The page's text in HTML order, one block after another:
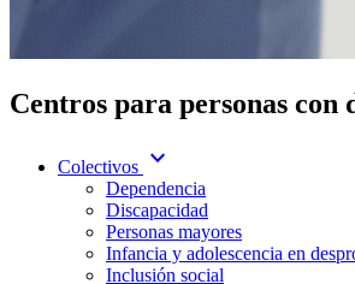
Centros para personas con
Colectivos expand_more
Dependencia
Discapacidad
Personas mayores
Infancia y adolescencia en
Inclusión social